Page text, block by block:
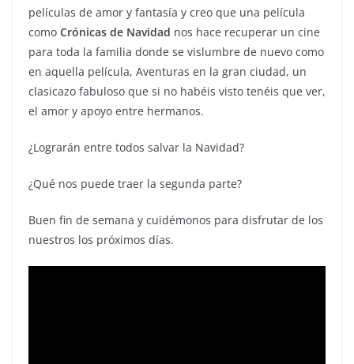
películas de amor y fantasía y creo que una película
como Crónicas de Navidad nos hace recuperar un cine
para toda la familia donde se vislumbre de nuevo como
en aquella película, Aventuras en la gran ciudad, un
clasicazo fabuloso que si no habéis visto tenéis que ver,
el amor y apoyo entre hermanos.
¿Lograrán entre todos salvar la Navidad?
¿Qué nos puede traer la segunda parte?
Buen fin de semana y cuidémonos para disfrutar de los
nuestros los próximos días.